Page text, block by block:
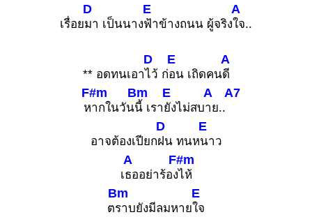
เรื่อย
D
มา เป็นนาง
E
ฟ้าข้างถนน ผู้จริง
A
ใจ..
** อดทนเอา
D
ไว้ ก่
E
อน เถิดคน
A
ดี
ห
F#m
ากในวัน
Bm
นี้ เรา
E
ยังไม่สบ
A
าย..
A7
อาจต้องเปียก
D
ฝน ทนห
E
นาว
เ
A
ธออย่าร้อง
F#m
ไห้
ต
Bm
ราบยังมีลมหาย
E
ใจ